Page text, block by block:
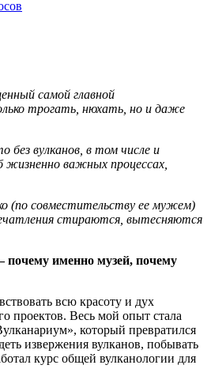
самой главной
трогать, нюхать, но и даже
без вулканов, в том числе и
жизненно важных процессах,
(по совместительству ее мужем)
стираются, вытесняются
почему именно музей, почему
всю красоту и дух
проектов. Весь мой опыт стала
который превратился
извержения вулканов, побывать
курс общей вулканологии для